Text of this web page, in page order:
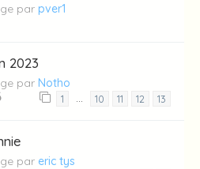
par pver1
2023
par Notho
1 … 10 11 12 13
par eric tys